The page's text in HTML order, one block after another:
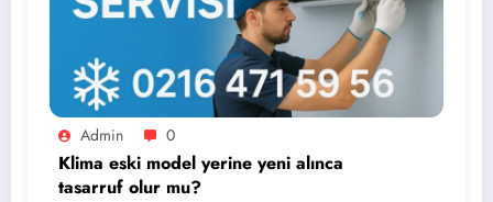
Admin 0
Klima eski model yerine yeni alınca
tasarruf olur mu?